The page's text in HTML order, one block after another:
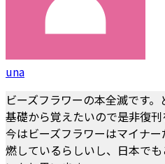
una
ビーズフラワーの本全滅です
基礎から覚えたいので是非復刊
今はビーズフラワーはマイナ
燃しているらしいし、日本で